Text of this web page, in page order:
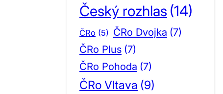
Český rozhlas (14)
ČRo (5) ČRo Dvojka (7)
ČRo Plus (7)
ČRo Pohoda (7)
ČRo Vltava (9)